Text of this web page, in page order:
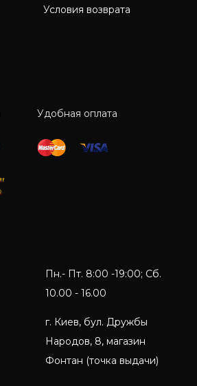
Условия возврата
Удобная оплата
Пн.- Пт. 8:00 -19:00; Сб.
10.00 - 16.00
г. Киев, бул. Дружбы
Народов, 8, магазин
Фонтан (точка выдачи)